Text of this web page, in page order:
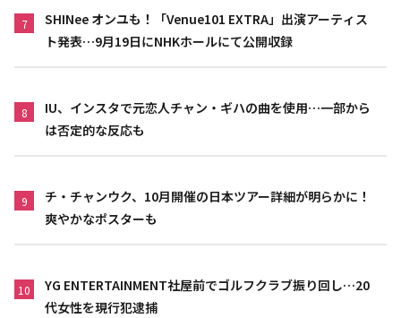
7
SHINee オンユも！「Venue101 EXTRA」出演アーティス
ト発表…9月19日にNHKホールにて公開収録
8
IU、インスタで元恋人チャン・ギハの曲を使用…一部から
は否定的な反応も
9
チ・チャンウク、10月開催の日本ツアー詳細が明らかに！
爽やかなポスターも
10
YG ENTERTAINMENT社屋前でゴルフクラブ振り回し…20
代女性を現行犯逮捕